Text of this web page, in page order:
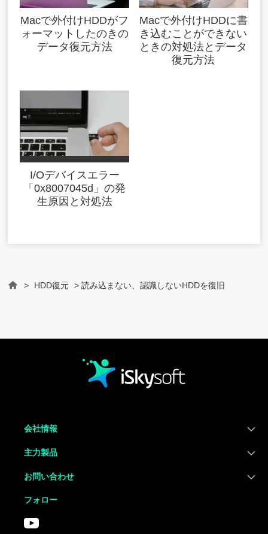
Macで外付けHDDがフ
ォーマットしたのきの
データ復元方法
Macで外付けHDDに書
き込むことができない
ときの対処法とデータ
復元方法
I/Oデバイスエラー
「0x8007045d」の発
生原因と対処法
> HDD復元 > 読み込まない、認識しないHDDを復旧
会社情報
主力製品
お問い合わせ
フォロー